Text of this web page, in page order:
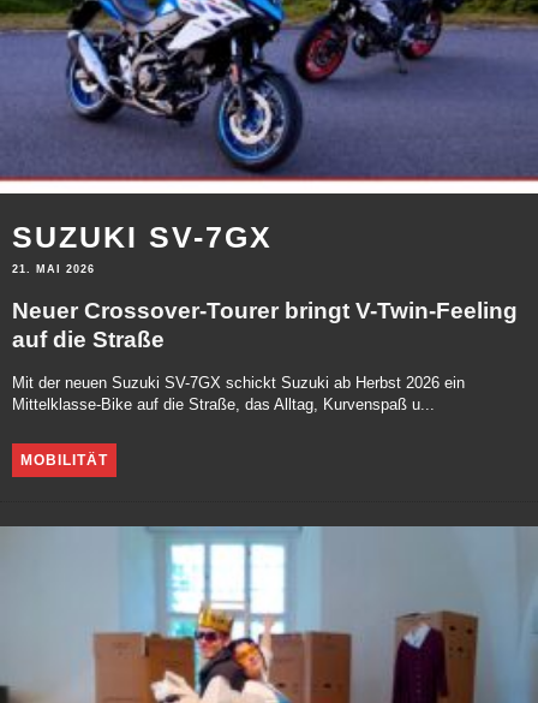
SUZUKI SV-7GX
21. MAI 2026
Neuer Crossover-Tourer bringt V-Twin-Feeling
auf die Straße
Mit der neuen Suzuki SV-7GX schickt Suzuki ab Herbst 2026 ein
Mittelklasse-Bike auf die Straße, das Alltag, Kurvenspaß u...
MOBILITÄT